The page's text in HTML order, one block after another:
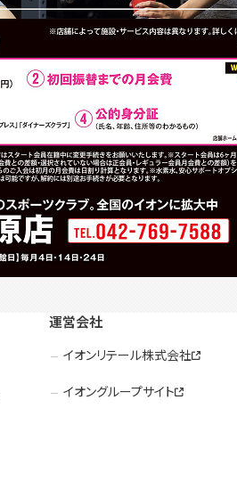
運営会社
イオンリテール株式会社
イオングループサイト